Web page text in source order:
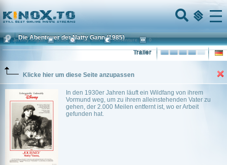
Home
Menu
Die Abenteuer der Natty Gann (1985)
Trailer
Klicke hier um diese Seite anzupassen
In den 1930er Jahren läuft ein Wildfang von ihrem
Vormund weg, um zu ihrem alleinstehenden Vater zu
gehen, der 2.000 Meilen entfernt ist, wo er Arbeit
gefunden hat.
Jeremy Kagan USA ~ 101 min. Adventure 0